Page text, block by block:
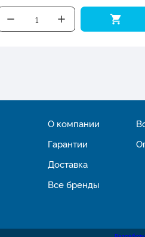
О компании
Гарантии
Доставка
Все бренды